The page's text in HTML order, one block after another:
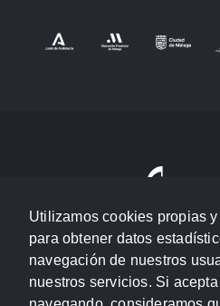
Utilizamos cookies propias
para obtener datos
navegación de nuestros
nuestros servicios. Si